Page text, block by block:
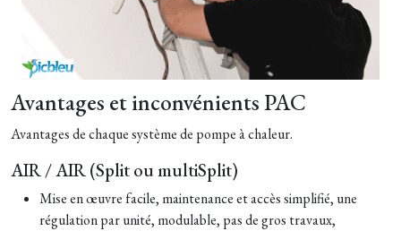
Avantages et inconvénients PAC
Avantages de chaque système de pompe à chaleur.
AIR / AIR (Split ou multiSplit)
Mise en œuvre facile, maintenance et accès simplifié, une
régulation par unité, modulable, pas de gros travaux,